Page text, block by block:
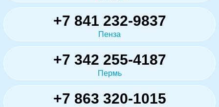
+7 841 232-9837
Пенза
+7 342 255-4187
Пермь
+7 863 320-1015